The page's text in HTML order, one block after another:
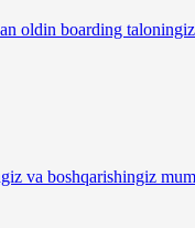
oldin boarding
va boshqarishingiz